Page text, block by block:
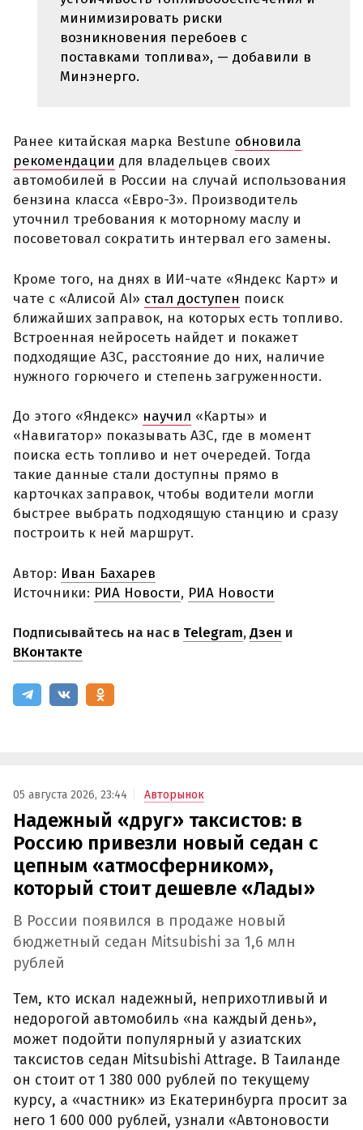
минимизировать риски
возникновения перебоев с
поставками топлива», — добавили в
Минэнерго.
Ранее китайская марка Bestune обновила
рекомендации для владельцев своих
автомобилей в России на случай использования
бензина класса «Евро-3». Производитель
уточнил требования к моторному маслу и
посоветовал сократить интервал его замены.
Кроме того, на днях в ИИ-чате «Яндекс Карт» и
чате с «Алисой AI» стал доступен поиск
ближайших заправок, на которых есть топливо.
Встроенная нейросеть найдет и покажет
подходящие АЗС, расстояние до них, наличие
нужного горючего и степень загруженности.
До этого «Яндекс» научил «Карты» и
«Навигатор» показывать АЗС, где в момент
поиска есть топливо и нет очередей. Тогда
такие данные стали доступны прямо в
карточках заправок, чтобы водители могли
быстрее выбрать подходящую станцию и сразу
построить к ней маршрут.
Автор: Иван Бахарев
Источники: РИА Новости, РИА Новости
Подписывайтесь на нас в Telegram,Дзен и
ВКонтакте
05 августа 2026, 23:44 Авторынок
Надежный «друг» таксистов: в
Россию привезли новый седан с
цепным «атмосферником»,
который стоит дешевле «Лады»
В России появился в продаже новый
бюджетный седан Mitsubishi за 1,6 млн
рублей
Тем, кто искал надежный, неприхотливый и
недорогой автомобиль «на каждый день»,
может подойти популярный у азиатских
таксистов седан Mitsubishi Attrage. В Таиланде
он стоит от 1 380 000 рублей по текущему
курсу, а «частник» из Екатеринбурга просит за
него 1 600 000 рублей, узнали «Автоновости